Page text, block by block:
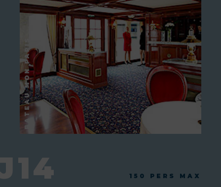
150 PERS MAX